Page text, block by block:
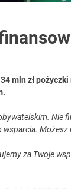
mln zł
Nie
za Twoje